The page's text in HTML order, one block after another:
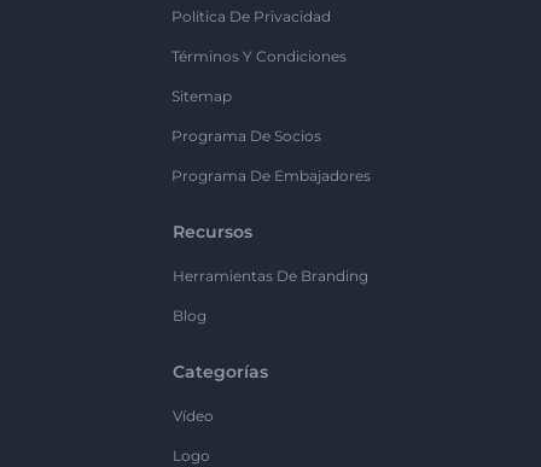
Política De Privacidad
Términos Y Condiciones
Sitemap
Programa De Socios
Programa De Embajadores
Recursos
Herramientas De Branding
Blog
Categorías
Vídeo
Logo